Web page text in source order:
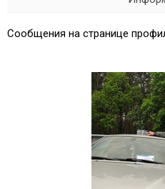
Сообщения на странице